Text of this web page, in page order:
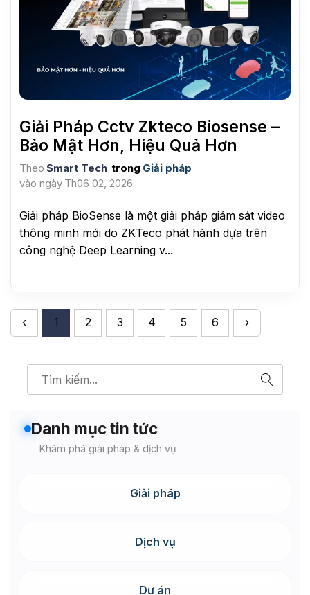
Giải Pháp Cctv Zkteco Biosense –
Bảo Mật Hơn, Hiệu Quả Hơn
Theo Smart Tech trong Giải pháp
vào ngày Th06 02, 2026
Giải pháp BioSense là một giải pháp giám sát video
thông minh mới do ZKTeco phát hành dựa trên
công nghệ Deep Learning v...
‹ 1 2 3 4 5 6 ›
Danh mục tin tức
Khám phá giải pháp & dịch vụ
Giải pháp
Dịch vụ
Dự án